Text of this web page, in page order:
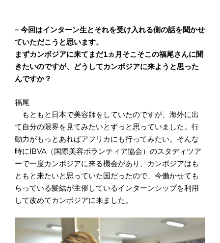
– 今回はインターン生とそれを受け入れる側の話を聞かせ
ていただこうと思います。
まずカンボジアに来てまだ1ヵ月そこそこの福尾さんに聞
きたいのですが、どうしてカンボジアに来ようと思った
んですか？
福尾
もともと日本で美容師をしていたのですが、海外に出
て自分の限界を見てみたいとずっと思っていました。行
動力がもっとあればアフリカにも行ってみたい。そんな
時にIBVA（国際美容ボランティア協会）のスタディツア
ーで一度カンボジアに来る機会があり、カンボジアはも
ともと来たいと思っていた国だったので、今働かせても
らっている髪結が主催しているインターンシップを利用
して改めてカンボジアに来ました。